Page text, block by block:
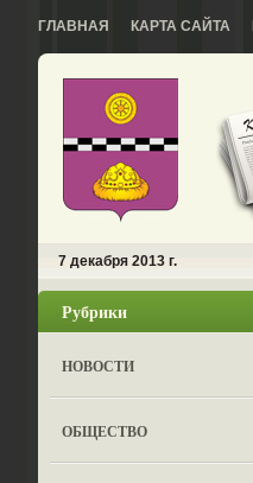
ГЛАВНАЯ КАРТА САЙТА
7 декабря 2013 г.
Рубрики
НОВОСТИ
ОБЩЕСТВО